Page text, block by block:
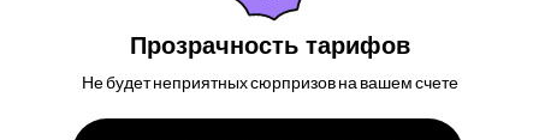
Прозрачность тарифов
Не будет неприятных сюрпризов на вашем счете